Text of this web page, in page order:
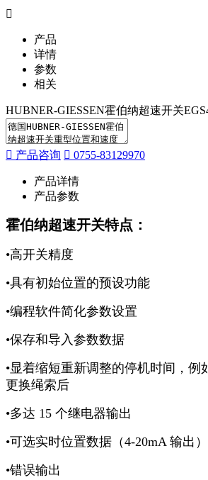
产品
详情
参数
相关
HUBNER-GIESSEN霍伯纳超速开关
产品咨询 0755-83129970
产品详情
产品参数
霍伯纳超速开关特点：
•高开关精度
•具有初始位置的预设功能
•编程软件简化参数设置
•保存和导入参数数据
•显着缩短重新调整的停机时间，例
更换绳索后
•多达 15 个继电器输出
•可选实时位置数据（4-20mA 输出）
•错误输出